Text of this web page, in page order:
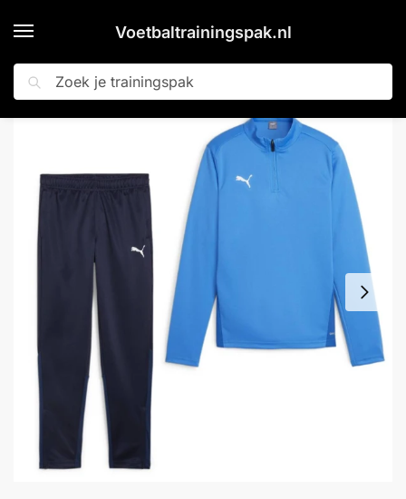
Voetbaltrainingspak.nl
Zoeken
Home » Shop » PUMA teamGOAL Trainingspak 1/4-Zip Kids Blauw Donkerblauw Wit